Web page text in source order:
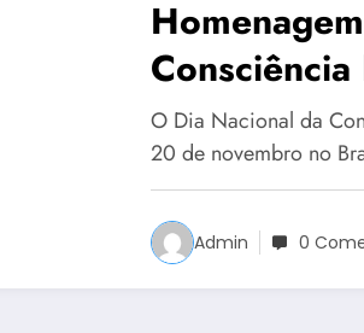
O Dia Nacional da
20 de novembro no
Admin 0